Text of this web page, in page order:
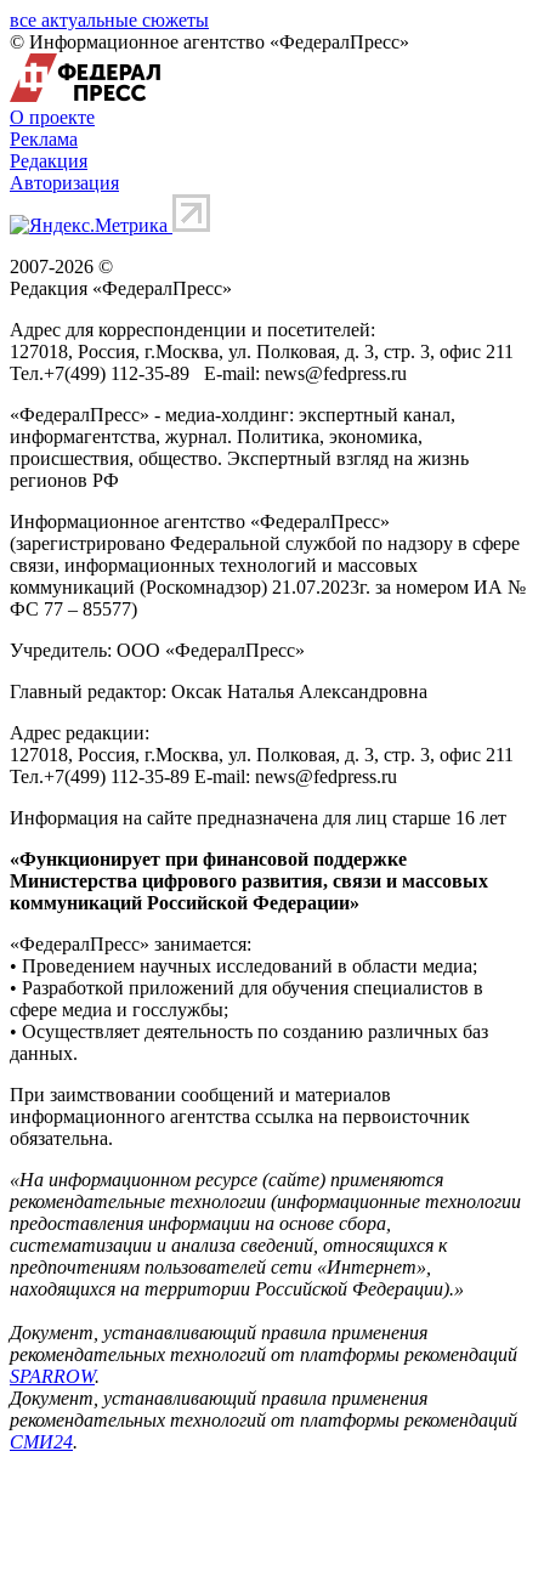
все актуальные сюжеты
© Информационное агентство «ФедералПресс»
О проекте
Реклама
Редакция
Авторизация
2007-2026 ©
Редакция «ФедералПресс»
Адрес для корреспонденции и посетителей:
127018, Россия, г.Москва, ул. Полковая, д. 3, стр. 3, офис 211
Тел.+7(499) 112-35-89 E-mail: news@fedpress.ru
«ФедералПресс» - медиа-холдинг: экспертный канал,
информагентства, журнал. Политика, экономика,
происшествия, общество. Экспертный взгляд на жизнь
регионов РФ
Информационное агентство «ФедералПресс»
(зарегистрировано Федеральной службой по надзору в сфере
связи, информационных технологий и массовых
коммуникаций (Роскомнадзор) 21.07.2023г. за номером ИА №
ФС 77 – 85577)
Учредитель: ООО «ФедералПресс»
Главный редактор: Оксак Наталья Александровна
Адрес редакции:
127018, Россия, г.Москва, ул. Полковая, д. 3, стр. 3, офис 211
Тел.+7(499) 112-35-89 E-mail: news@fedpress.ru
Информация на сайте предназначена для лиц старше 16 лет
«Функционирует при финансовой поддержке
Министерства цифрового развития, связи и массовых
коммуникаций Российской Федерации»
«ФедералПресс» занимается:
• Проведением научных исследований в области медиа;
• Разработкой приложений для обучения специалистов в
сфере медиа и госслужбы;
• Осуществляет деятельность по созданию различных баз
данных.
При заимствовании сообщений и материалов
информационного агентства ссылка на первоисточник
обязательна.
«На информационном ресурсе (сайте) применяются
рекомендательные технологии (информационные технологии
предоставления информации на основе сбора,
систематизации и анализа сведений, относящихся к
предпочтениям пользователей сети «Интернет»,
находящихся на территории Российской Федерации).»
Документ, устанавливающий правила применения
рекомендательных технологий от платформы рекомендаций
SPARROW.
Документ, устанавливающий правила применения
рекомендательных технологий от платформы рекомендаций
СМИ24.